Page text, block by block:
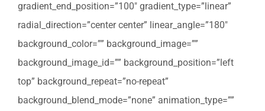
gradient_end_position=”100″ gradient_type=”linear”
radial_direction=”center center” linear_angle=”180″
background_color=”” background_image=””
background_image_id=”” background_position=”left
top” background_repeat=”no-repeat”
background_blend_mode=”none” animation_type=””